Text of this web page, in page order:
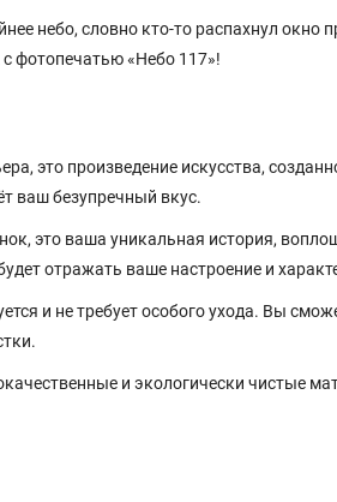
небо, словно кто-то распахнул окно
фотопечатью «Небо 117»!
это произведение искусства,
ваш безупречный вкус.
это ваша уникальная история,
отражать ваше настроение и
и не требует особого ухода. Вы
и экологически чистые